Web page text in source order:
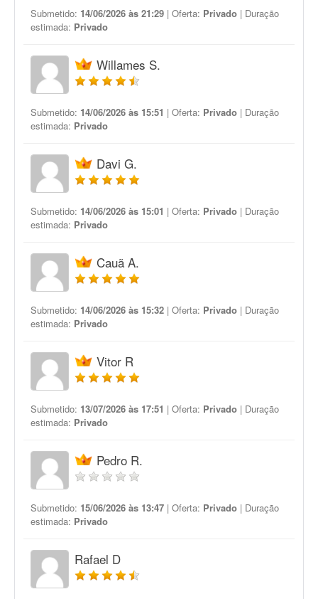
Submetido: 14/06/2026 às 21:29 | Oferta: Privado | Duração
estimada: Privado
Willames S.
Submetido: 14/06/2026 às 15:51 | Oferta: Privado | Duração
estimada: Privado
Davi G.
Submetido: 14/06/2026 às 15:01 | Oferta: Privado | Duração
estimada: Privado
Cauã A.
Submetido: 14/06/2026 às 15:32 | Oferta: Privado | Duração
estimada: Privado
Vitor R
Submetido: 13/07/2026 às 17:51 | Oferta: Privado | Duração
estimada: Privado
Pedro R.
Submetido: 15/06/2026 às 13:47 | Oferta: Privado | Duração
estimada: Privado
Rafael D